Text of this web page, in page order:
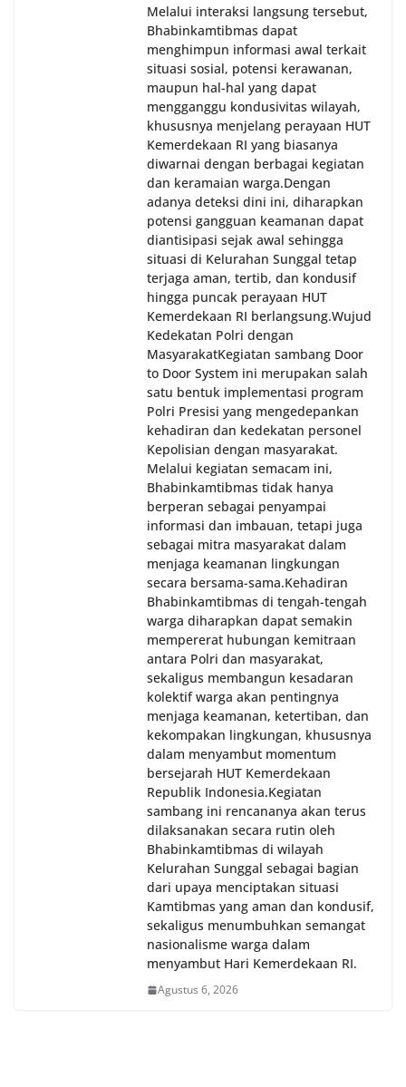
Melalui interaksi langsung tersebut,
Bhabinkamtibmas dapat
menghimpun informasi awal terkait
situasi sosial, potensi kerawanan,
maupun hal-hal yang dapat
mengganggu kondusivitas wilayah,
khususnya menjelang perayaan HUT
Kemerdekaan RI yang biasanya
diwarnai dengan berbagai kegiatan
dan keramaian warga.‎‎Dengan
adanya deteksi dini ini, diharapkan
potensi gangguan keamanan dapat
diantisipasi sejak awal sehingga
situasi di Kelurahan Sunggal tetap
terjaga aman, tertib, dan kondusif
hingga puncak perayaan HUT
Kemerdekaan RI berlangsung.‎‎Wujud
Kedekatan Polri dengan
Masyarakat‎Kegiatan sambang Door
to Door System ini merupakan salah
satu bentuk implementasi program
Polri Presisi yang mengedepankan
kehadiran dan kedekatan personel
Kepolisian dengan masyarakat.
Melalui kegiatan semacam ini,
Bhabinkamtibmas tidak hanya
berperan sebagai penyampai
informasi dan imbauan, tetapi juga
sebagai mitra masyarakat dalam
menjaga keamanan lingkungan
secara bersama-sama.‎‎Kehadiran
Bhabinkamtibmas di tengah-tengah
warga diharapkan dapat semakin
mempererat hubungan kemitraan
antara Polri dan masyarakat,
sekaligus membangun kesadaran
kolektif warga akan pentingnya
menjaga keamanan, ketertiban, dan
kekompakan lingkungan, khususnya
dalam menyambut momentum
bersejarah HUT Kemerdekaan
Republik Indonesia.‎Kegiatan
sambang ini rencananya akan terus
dilaksanakan secara rutin oleh
Bhabinkamtibmas di wilayah
Kelurahan Sunggal sebagai bagian
dari upaya menciptakan situasi
Kamtibmas yang aman dan kondusif,
sekaligus menumbuhkan semangat
nasionalisme warga dalam
menyambut Hari Kemerdekaan RI.
Agustus 6, 2026